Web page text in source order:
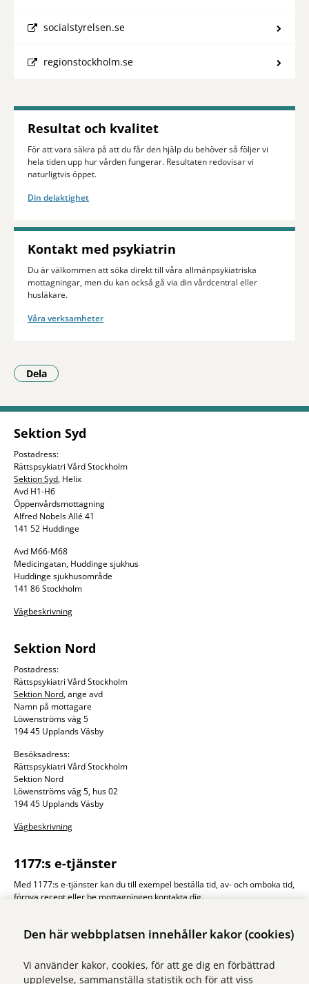
Den här webbplatsen innehåller kakor (cookies)
Vi använder kakor, cookies, för att ge dig en förbättrad
upplevelse, sammanställa statistik och för att viss
socialstyrelsen.se
regionstockholm.se
Resultat och kvalitet
För att vara säkra på att du får den hjälp du behöver så följer vi
hela tiden upp hur vården fungerar. Resultaten redovisar vi
naturligtvis öppet.
Din delaktighet
Kontakt med psykiatrin
Du är välkommen att söka direkt till våra allmän­psykiatriska
mottagningar, men du kan också gå via din vårdcentral eller
husläkare.
Våra verksamheter
Dela
- Klicka för att öppna delningsalternativ.
Sektion Syd
Postadress:
Rättspsykiatri Vård Stockholm
Sektion Syd, Helix
Avd H1-H6
Öppenvårdsmottagning
Alfred Nobels Allé 41
141 52 Huddinge
Avd M66-M68
Medicingatan, Huddinge sjukhus
Huddinge sjukhusområde
141 86 Stockholm
Vägbeskrivning
Sektion Nord
Postadress:
Rättspsykiatri Vård Stockholm
Sektion Nord, ange avd
Namn på mottagare
Löwenströms väg 5
194 45 Upplands Väsby
Besöksadress:
Rättspsykiatri Vård Stockholm
Sektion Nord
Löwenströms väg 5, hus 02
194 45 Upplands Väsby
Vägbeskrivning
1177:s e-tjänster
Med 1177:s e-tjänster kan du till exempel beställa tid, av- och omboka tid,
förnya recept eller be mottagningen kontakta dig.